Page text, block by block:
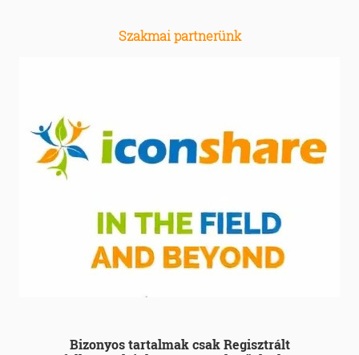
Szakmai partnerünk
Bizonyos tartalmak csak Regisztrált